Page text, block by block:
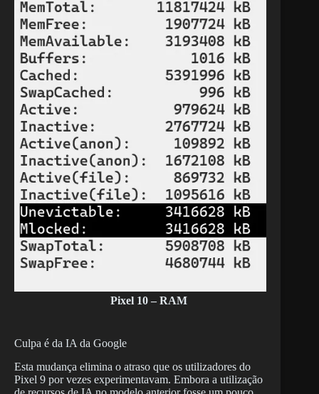
Pixel 10 – RAM
Culpa é da IA da Google
Esta mudança elimina o atraso que os utilizadores do
Pixel 9 por vezes experimentavam. Embora a utilização